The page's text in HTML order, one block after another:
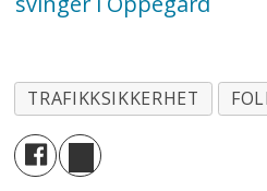
TRAFIKKSIKKERHET